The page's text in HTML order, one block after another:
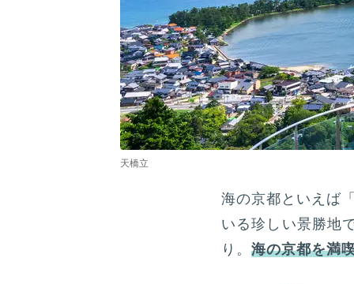
天橋立
海の京都といえば
いる珍しい景勝地
り。 海の京都を満